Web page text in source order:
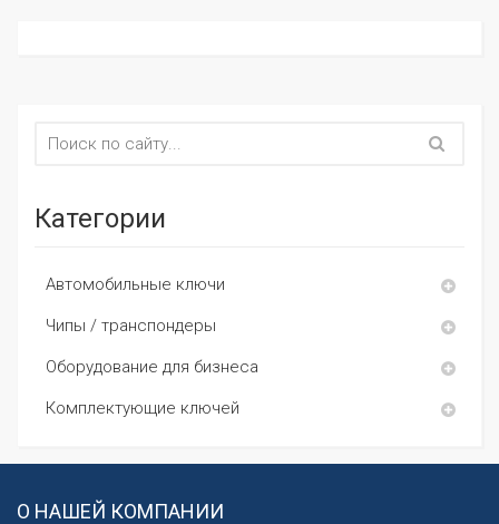
Категории
Автомобильные ключи
Чипы / транспондеры
Оборудование для бизнеса
Комплектующие ключей
О НАШЕЙ КОМПАНИИ